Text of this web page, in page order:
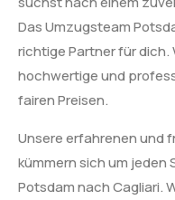
Das Umzugsteam
richtige Partner für dich.
hochwertige und
fairen Preisen.
Unsere erfahrenen und
kümmern sich um jeden
Potsdam nach Cagliari.